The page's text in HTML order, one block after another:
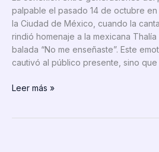
palpable el pasado 14 de octubre
la Ciudad de México, cuando la
rindió homenaje a la mexicana
balada “No me enseñaste”. Este
cautivó al público presente, sino
Thalía
Leer más »